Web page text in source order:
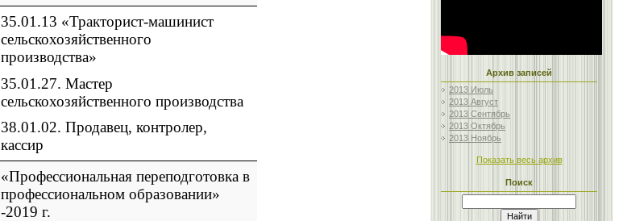
35.01.13 «Тракторист-машинист
сельскохозяйственного
производства»
35.01.27. Мастер
сельскохозяйственного производства
38.01.02. Продавец, контролер,
кассир
«Профессиональная переподготовка в
профессиональном образовании»
-2019 г.
Архив записей
2013 Июль
2013 Август
2013 Сентябрь
2013 Октябрь
2013 Ноябрь
Показать весь архив
Поиск